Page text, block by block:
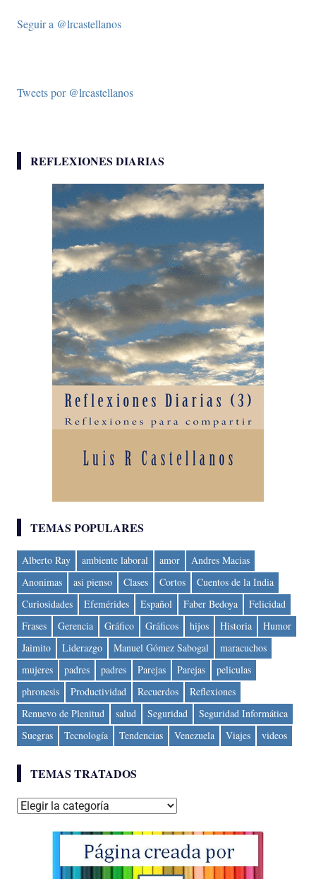
Seguir a @lrcastellanos
Tweets por @lrcastellanos
REFLEXIONES DIARIAS
TEMAS POPULARES
Alberto Ray ambiente laboral amor
Andres Macias
Anonimas
asi pienso Clases Cortos
Cuentos de la India
Curiosidades
Efemérides Español Faber Bedoya
Felicidad
Frases
Gerencia Gráfico Gráficos hijos Historia
Humor
Jaimito
Liderazgo Manuel Gómez Sabogal
maracuchos
mujeres
padres padres Parejas Parejas
peliculas
phronesis
Productividad Recuerdos
Reflexiones
Renuevo de Plenitud
salud Seguridad
Seguridad Informática
Suegras
Tecnología Tendencias Venezuela Viajes videos
TEMAS TRATADOS
Temas